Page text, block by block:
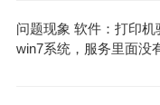
问题现象 软件：打印机
win7系统，服务里面没